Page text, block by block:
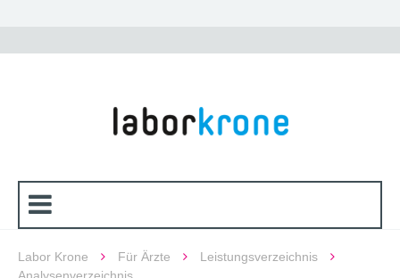
Labor Krone Für Ärzte
Leistungsverzeichnis